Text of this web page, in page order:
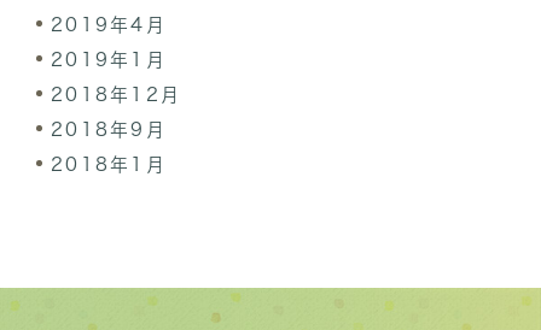
2019年4月
2019年1月
2018年12月
2018年9月
2018年1月